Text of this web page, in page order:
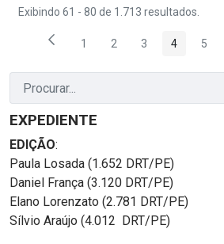
Exibindo 61 - 80 de 1.713 resultados.
Página
1 Página
2 Página
3 Página
4 5
EXPEDIENTE
EDIÇÃO:
Paula Losada (1.652 DRT/PE)
Daniel França (3.120 DRT/PE)
Elano Lorenzato (2.781 DRT/PE)
Sílvio Araújo (4.012 DRT/PE)